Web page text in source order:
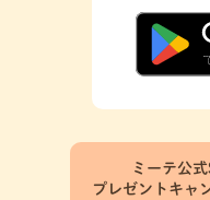
ミーテ公
プレゼントキャ